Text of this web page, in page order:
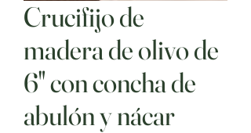
Crucifijo de
madera de olivo de
6" con concha de
abulón y nácar